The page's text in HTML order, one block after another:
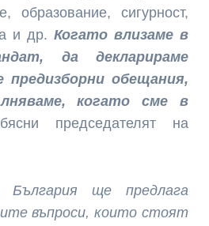
образование, сигурност,
и др. Когато влизаме в
да декларираме
предизборни обещания,
когато сме в
председателят на
България ще предлага
въпроси, които стоят